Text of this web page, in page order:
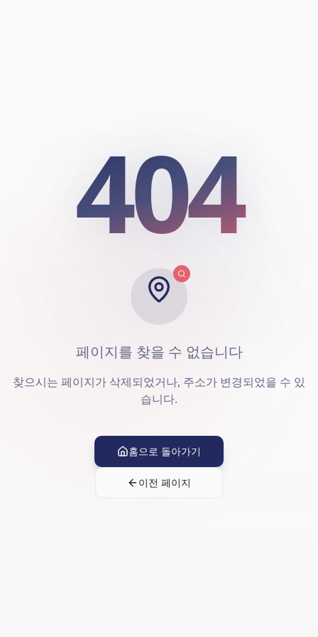
404
404
페이지를 찾을 수 없습니다
찾으시는 페이지가 삭제되었거나, 주소가 변경되었을 수 있
습니다.
홈으로 돌아가기
이전 페이지